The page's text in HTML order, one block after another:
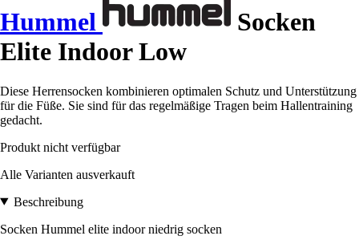
Hummel
Socken
Elite Indoor Low
Diese Herrensocken kombinieren optimalen Schutz und Unterstützung
für die Füße. Sie sind für das regelmäßige Tragen beim Hallentraining
gedacht.
Produkt nicht verfügbar
Alle Varianten ausverkauft
Beschreibung
Socken Hummel elite indoor niedrig socken